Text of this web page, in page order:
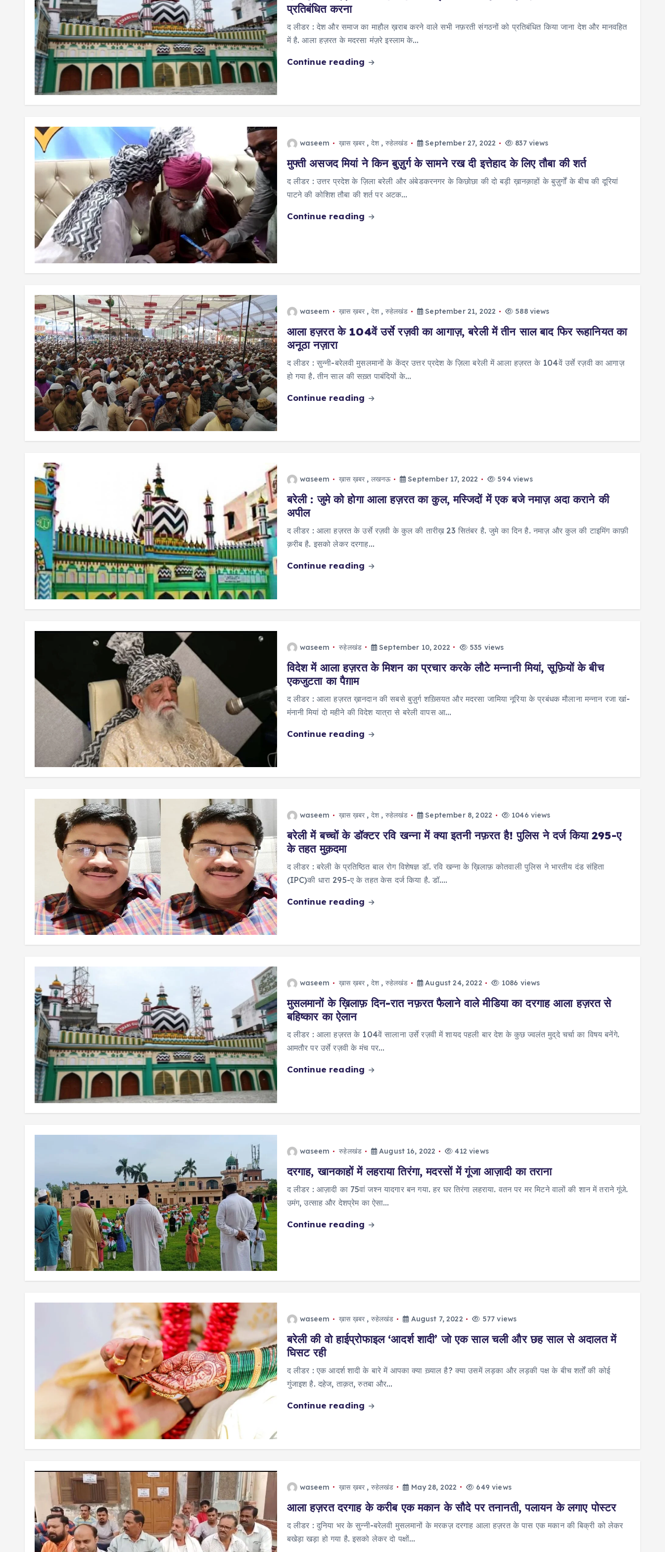
प्रतिबंधित करना
द लीडर : देश और समाज का माहौल ख़राब करने वाले सभी नफ़रती संगठनों को प्रतिबंधित किया जाना देश और मानवहित
में है. आला हज़रत के मदरसा मंज़रे इस्लाम के…
Continue reading
waseem ख़ास ख़बर , देश , रुहेलखंड September 27, 2022 837 views
मुफ्ती असजद मियां ने किन बुज़ुर्ग के सामने रख दी इत्तेहाद के लिए तौबा की शर्त
द लीडर : उत्तर प्रदेश के ज़िला बरेली और अंबेडकरनगर के किछोछा की दो बड़ी ख़ानक़ाहों के बुज़ुर्गों के बीच की दूरियां
पाटने की कोशिश तौबा की शर्त पर अटक…
Continue reading
waseem ख़ास ख़बर , देश , रुहेलखंड September 21, 2022 588 views
आला हज़रत के 104वें उर्से रज़वी का आगाज़, बरेली में तीन साल बाद फिर रूहानियत का
अनूठा नज़ारा
द लीडर : सुन्नी-बरेलवी मुसलमानों के केंद्र उत्तर प्रदेश के ज़िला बरेली में आला हज़रत के 104वें उर्से रज़वी का आगाज़
हो गया है. तीन साल की सख़्त पाबंदियों के…
Continue reading
waseem ख़ास ख़बर , लखनऊ September 17, 2022 594 views
बरेली : जुमे को होगा आला हज़रत का कुल, मस्जिदों में एक बजे नमाज़ अदा कराने की
अपील
द लीडर : आला हज़रत के उर्से रज़वी के कुल की तारीख़ 23 सितंबर है. जुमे का दिन है. नमाज़ और कुल की टाइमिंग काफ़ी
क़रीब है. इसको लेकर दरगाह…
Continue reading
waseem रुहेलखंड September 10, 2022 535 views
विदेश में आला हज़रत के मिशन का प्रचार करके लौटे मन्नानी मियां, सूफ़ियों के बीच
एकजुटता का पैग़ाम
द लीडर : आला हज़रत ख़ानदान की सबसे बुज़ुर्ग शख़्सियत और मदरसा जामिया नूरिया के प्रबंधक मौलाना मन्नान रजा खां-
मंनानी मियां दो महीने की विदेश यात्रा से बरेली वापस आ…
Continue reading
waseem ख़ास ख़बर , देश , रुहेलखंड September 8, 2022 1046 views
बरेली में बच्चों के डॉक्टर रवि खन्ना में क्या इतनी नफ़रत है! पुलिस ने दर्ज किया 295-ए
के तहत मुक़दमा
द लीडर : बरेली के प्रतिष्ठित बाल रोग विशेषज्ञ डॉ. रवि खन्ना के ख़िलाफ़ कोतवाली पुलिस ने भारतीय दंड संहिता
(IPC)की धारा 295-ए के तहत केस दर्ज किया है. डॉ.…
Continue reading
waseem ख़ास ख़बर , देश , रुहेलखंड August 24, 2022 1086 views
मुसलमानों के ख़िलाफ़ दिन-रात नफ़रत फैलाने वाले मीडिया का दरगाह आला हज़रत से
बहिष्कार का ऐलान
द लीडर : आला हज़रत के 104वें सालाना उर्से रज़वी में शायद पहली बार देश के कुछ ज्वलंत मुद्​दे चर्चा का विषय बनेंगे.
आमतौर पर उर्से रज़वी के मंच पर…
Continue reading
waseem रुहेलखंड August 16, 2022 412 views
दरगाह, खानकाहों में लहराया तिरंगा, मदरसों में गूंजा आज़ादी का तराना
द लीडर : आज़ादी का 75वां जश्न यादगार बन गया. हर घर तिरंगा लहराया. वतन पर मर मिटने वालों की शान में तराने गूंजे.
उमंग, उत्साह और देशप्रेम का ऐसा…
Continue reading
waseem ख़ास ख़बर , रुहेलखंड August 7, 2022 577 views
बरेली की वो हाईप्रोफाइल ‘आदर्श शादी’ जो एक साल चली और छह साल से अदालत में
घिसट रही
द लीडर : एक आदर्श शादी के बारे में आपका क्या ख़्याल है? क्या उसमें लड़का और लड़की पक्ष के बीच शर्तों की कोई
गुंजाइश है. दहेज, ताक़त, रुतबा और…
Continue reading
waseem ख़ास ख़बर , रुहेलखंड May 28, 2022 649 views
आला हज़रत दरगाह के करीब एक मकान के सौदे पर तनानती, पलायन के लगाए पोस्टर
द लीडर : दुनिया भर के सुन्नी-बरेलवी मुसलमानों के मरकज़ दरगाह आला हज़रत के पास एक मकान की बिक्री को लेकर
बखेड़ा खड़ा हो गया है. इसको लेकर दो पक्षों…